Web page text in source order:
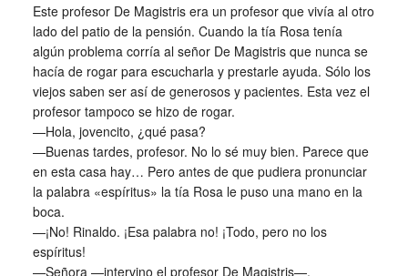
Este profesor De Magistris era un profesor que vivía al otro
lado del patio de la pensión. Cuando la tía Rosa tenía
algún problema corría al señor De Magistris que nunca se
hacía de rogar para escucharla y prestarle ayuda. Sólo los
viejos saben ser así de generosos y pacientes. Esta vez el
profesor tampoco se hizo de rogar.
—Hola, jovencito, ¿qué pasa?
—Buenas tardes, profesor. No lo sé muy bien. Parece que
en esta casa hay… Pero antes de que pudiera pronunciar
la palabra «espíritus» la tía Rosa le puso una mano en la
boca.
—¡No! Rinaldo. ¡Esa palabra no! ¡Todo, pero no los
espíritus!
—Señora —intervino el profesor De Magistris—,